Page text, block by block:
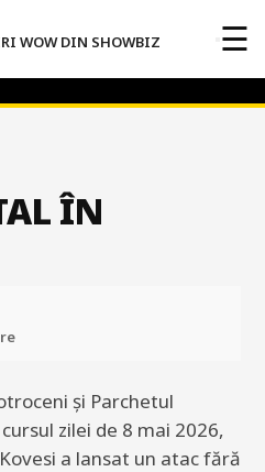
WOW DIN SHOWBIZ ☰
ÎN
și Parchetul
zilei de 8 mai 2026,
a lansat un atac fără